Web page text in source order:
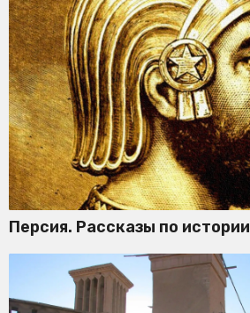
Персия. Рассказы по истории